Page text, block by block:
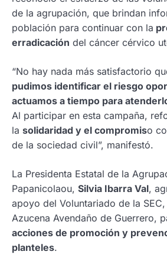
de la agrupación, que brindan
población para continuar con la
erradicación del cáncer cérvico
“No hay nada más satisfactorio
pudimos identificar el riesgo
actuamos a tiempo para
Al participar en esta campaña,
la solidaridad y el compromiso
de la sociedad civil”, manifestó.
La Presidenta Estatal de la
Papanicolaou, Silvia Ibarra Val,
apoyo del Voluntariado de la
Azucena Avendaño de Guerrero,
acciones de promoción y
planteles.